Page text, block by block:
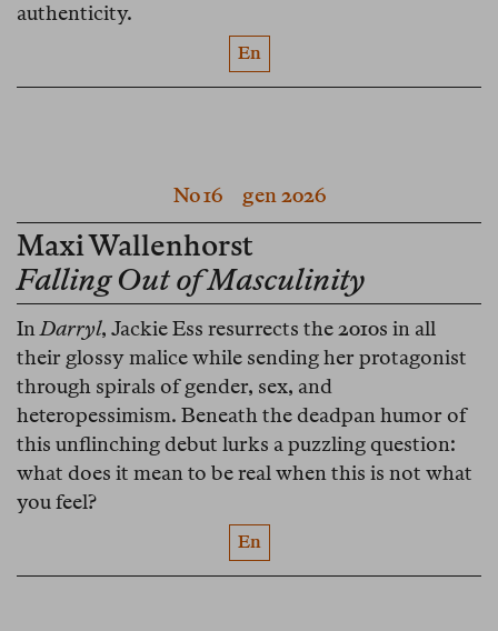
authenticity.
En
No 16gen 2026
Maxi Wallenhorst
Falling Out of Masculinity
InDarryl, Jackie Ess resurrects the 2010s in all
their glossy malice while sending her protagonist
through spirals of gender, sex, and
heteropessimism. Beneath the deadpan humor of
this unflinching debut lurks a puzzling question:
what does it mean to be real when this is not what
you feel?
En